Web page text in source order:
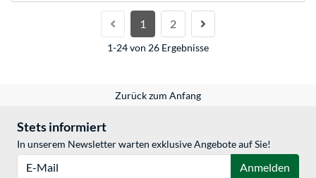
1 2
1-24 von 26 Ergebnisse
Zurück zum Anfang
Stets informiert
In unserem Newsletter warten exklusive Angebote auf Sie!
Anmelden